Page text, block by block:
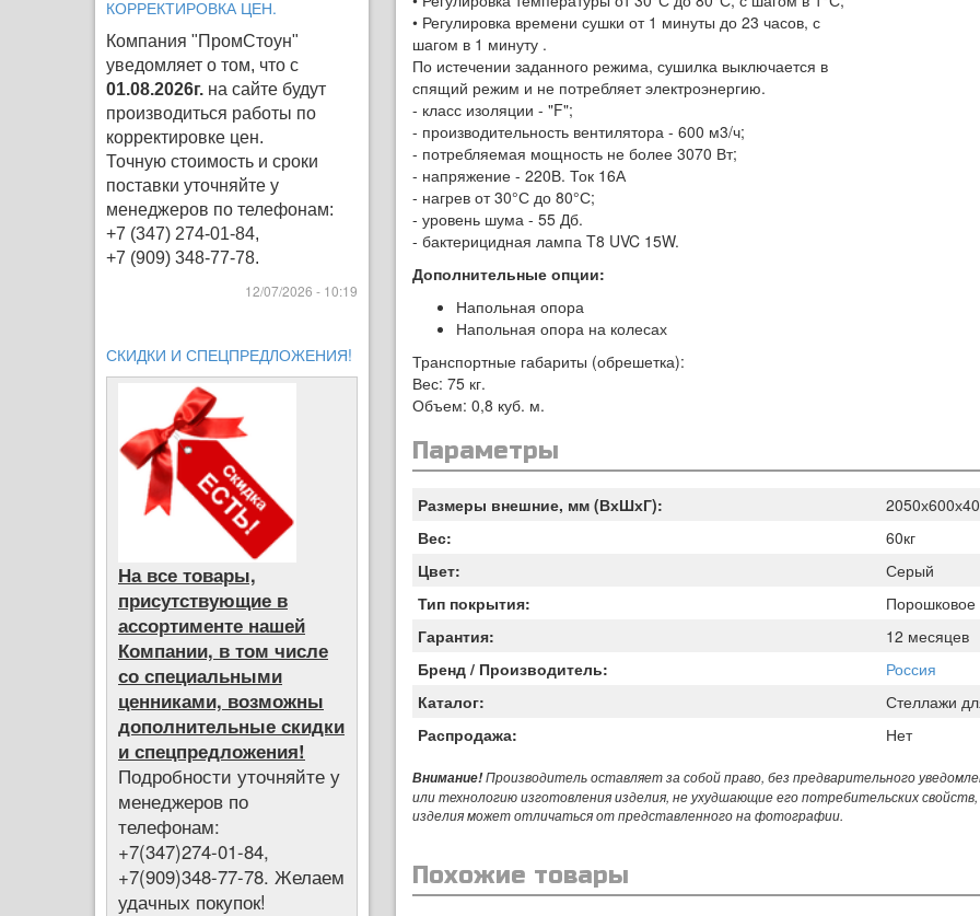
КОРРЕКТИРОВКА ЦЕН.
Компания "ПромСтоун"
уведомляет о том, что с
01.08.2026г. на сайте будут
производиться работы по
корректировке цен.
Точную стоимость и сроки
поставки уточняйте у
менеджеров по телефонам:
+7 (347) 274-01-84,
+7 (909) 348-77-78.
12/07/2026 - 10:19
СКИДКИ И СПЕЦПРЕДЛОЖЕНИЯ!
На все товары,
присутствующие в
ассортименте нашей
Компании, в том числе
со специальными
ценниками, возможны
дополнительные скидки
и спецпредложения!
Подробности уточняйте у
менеджеров по
телефонам:
+7(347)274-01-84,
+7(909)348-77-78. Желаем
удачных покупок!
• Регулировка времени сушки от 1 минуты до 23 часов, с
шагом в 1 минуту .
По истечении заданного режима, сушилка выключается в
спящий режим и не потребляет электроэнергию.
- класс изоляции - "F";
- производительность вентилятора - 600 м3/ч;
- потребляемая мощность не более 3070 Вт;
- напряжение - 220В. Ток 16А
- нагрев от 30°С до 80°С;
- уровень шума - 55 Дб.
- бактерицидная лампа T8 UVC 15W.
Дополнительные опции:
Напольная опора
Напольная опора на колесах
Транспортные габариты (обрешетка):
Вес: 75 кг.
Объем: 0,8 куб. м.
Параметры
Размеры внешние, мм (ВхШхГ):
Вес:
60кг
Цвет:
Серый
Тип покрытия:
Порошковое
Гарантия:
12 месяцев
Бренд / Производитель:
Россия
Каталог:
Стеллажи
Распродажа:
Нет
Внимание!Производитель оставляет за собой право, без предварительного
или технологию изготовления изделия, не ухудшающие его потребительских
изделия может отличаться от представленного на фотографии.
Похожие товары